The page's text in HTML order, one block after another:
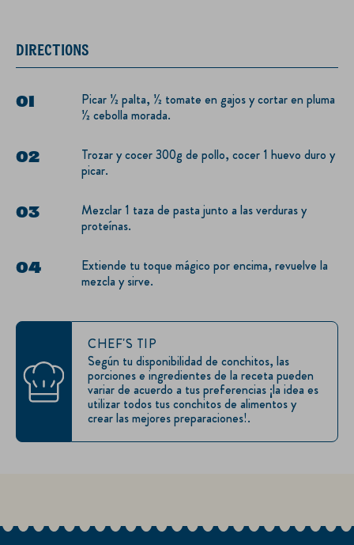
DIRECTIONS
Picar ½ palta, ½ tomate en gajos y cortar en pluma
½ cebolla morada.
Trozar y cocer 300g de pollo, cocer 1 huevo duro y
picar.​
Mezclar 1 taza de pasta junto a las verduras y
proteínas.
Extiende tu toque mágico por encima, revuelve la
mezcla y sirve.​
CHEF'S TIP
Según tu disponibilidad de conchitos, las
porciones e ingredientes de la receta pueden
variar de acuerdo a tus preferencias ¡la idea es
utilizar todos tus conchitos de alimentos y
crear las mejores preparaciones!.